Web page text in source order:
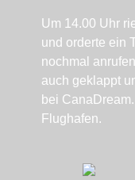
Um 14.00 Uhr
und orderte ein
nochmal
auch geklappt
bei
Flughafen.